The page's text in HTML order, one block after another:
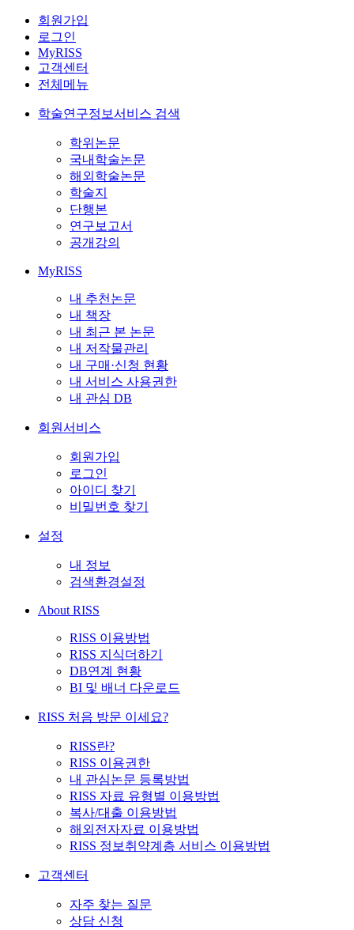
회원가입
로그인
MyRISS
고객센터
전체메뉴
학술연구정보서비스 검색
학위논문
국내학술논문
해외학술논문
학술지
단행본
연구보고서
공개강의
MyRISS
내 추천논문
내 책장
내 최근 본 논문
내 저작물관리
내 구매·신청 현황
내 서비스 사용권한
내 관심 DB
회원서비스
회원가입
로그인
아이디 찾기
비밀번호 찾기
설정
내 정보
검색환경설정
About RISS
RISS 이용방법
RISS 지식더하기
DB연계 현황
BI 및 배너 다운로드
RISS 처음 방문 이세요?
RISS란?
RISS 이용권한
내 관심논문 등록방법
RISS 자료 유형별 이용방법
복사/대출 이용방법
해외전자자료 이용방법
RISS 정보취약계층 서비스 이용방법
고객센터
자주 찾는 질문
상담 신청